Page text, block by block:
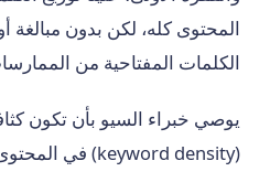
المحتوى كله، لكن بدون
الكلمات المفتاحية من
يوصي خبراء السيو بأن تكون
(keyword density) في المحتوى بين 0.5 و 1%.